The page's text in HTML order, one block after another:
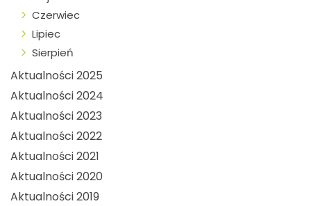
Czerwiec
Lipiec
Sierpień
Aktualności 2025
Aktualności 2024
Aktualności 2023
Aktualności 2022
Aktualności 2021
Aktualności 2020
Aktualności 2019